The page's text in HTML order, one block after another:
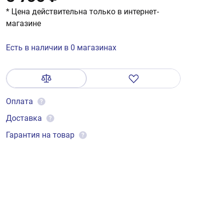
* Цена действительна только в интернет-
магазине
Есть в наличии в 0 магазинах
Оплата ?
Доставка ?
Гарантия на товар ?